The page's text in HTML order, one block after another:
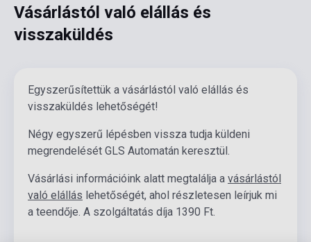
Vásárlástól való elállás és
visszaküldés
Egyszerűsítettük a vásárlástól való elállás és
visszaküldés lehetőségét!
Négy egyszerű lépésben vissza tudja küldeni
megrendelését GLS Automatán keresztül.
Vásárlási információink alatt megtalálja a vásárlástól
való elállás lehetőségét, ahol részletesen leírjuk mi
a teendője. A szolgáltatás díja 1390 Ft.